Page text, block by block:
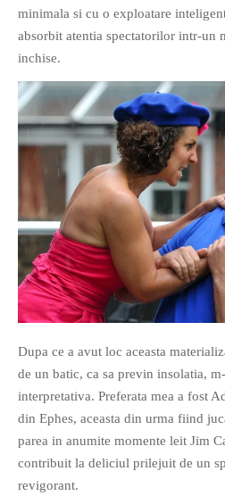
minimala si cu o exploatare
absorbit atentia spectatorilor intr-un
inchise.
Dupa ce a avut loc aceasta
de un batic, ca sa previn insolatia,
interpretativa. Preferata mea a fost
din Ephes, aceasta din urma fiind
parea in anumite momente leit Jim
contribuit la deliciul prilejuit de un
revigorant.